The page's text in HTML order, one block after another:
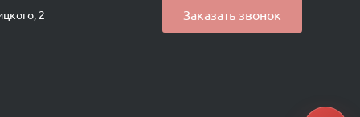
2 Заказать звонок